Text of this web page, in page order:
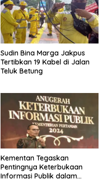
Sudin Bina Marga Jakpus
Tertibkan 19 Kabel di Jalan
Teluk Betung
Kementan Tegaskan
Pentingnya Keterbukaan
Informasi Publik dalam